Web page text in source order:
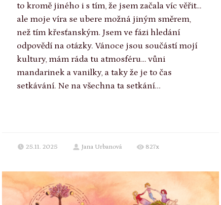
to kromě jiného i s tím, že jsem začala víc věřit…
ale moje víra se ubere možná jiným směrem,
než tím křesťanským. Jsem ve fázi hledání
odpovědí na otázky. Vánoce jsou součástí mojí
kultury, mám ráda tu atmosféru… vůni
mandarinek a vanilky, a taky že je to čas
setkávání. Ne na všechna ta setkání...
25.11. 2025 Jana Urbanová 827x